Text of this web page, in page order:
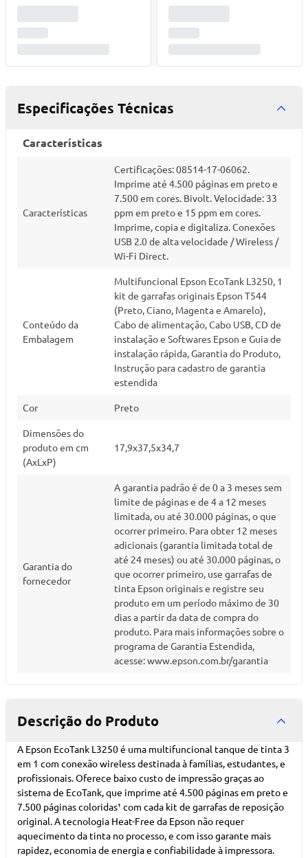
Especificações Técnicas
Características
Características
Certificações: 08514-17-06062.
Imprime até 4.500 páginas em preto e
7.500 em cores. Bivolt. Velocidade: 33
ppm em preto e 15 ppm em cores.
Imprime, copia e digitaliza. Conexões
USB 2.0 de alta velocidade / Wireless /
Wi-Fi Direct.
Conteúdo da
Embalagem
Multifuncional Epson EcoTank L3250, 1
kit de garrafas originais Epson T544
(Preto, Ciano, Magenta e Amarelo),
Cabo de alimentação, Cabo USB, CD de
instalação e Softwares Epson e Guia de
instalação rápida, Garantia do Produto,
Instrução para cadastro de garantia
estendida
Cor Preto
Dimensões do
produto em cm
(AxLxP)
17,9x37,5x34,7
Garantia do
fornecedor
A garantia padrão é de 0 a 3 meses sem
limite de páginas e de 4 a 12 meses
limitada, ou até 30.000 páginas, o que
ocorrer primeiro. Para obter 12 meses
adicionais (garantia limitada total de
até 24 meses) ou até 30.000 páginas, o
que ocorrer primeiro, use garrafas de
tinta Epson originais e registre seu
produto em um período máximo de 30
dias a partir da data de compra do
produto. Para mais informações sobre o
programa de Garantia Estendida,
acesse: www.epson.com.br/garantia
Descrição do Produto
A Epson EcoTank L3250 é uma multifuncional tanque de tinta 3
em 1 com conexão wireless destinada à famílias, estudantes, e
profissionais. Oferece baixo custo de impressão graças ao
sistema de EcoTank, que imprime até 4.500 páginas em preto e
7.500 páginas coloridas¹ com cada kit de garrafas de reposição
original. A tecnologia Heat-Free da Epson não requer
aquecimento da tinta no processo, e com isso garante mais
rapidez, economia de energia e confiabilidade à impressora.